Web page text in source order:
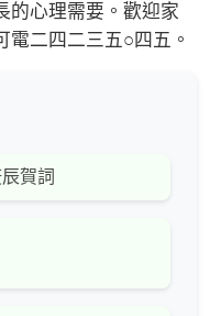
的心理需要。歡迎家
二四二三五○四五。
賀詞